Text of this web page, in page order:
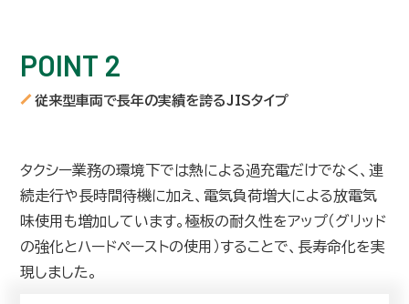
POINT 2
従来型車両で長年の実績を誇るJISタイプ
タクシー業務の環境下では熱による過充電だけでなく、連
続走行や長時間待機に加え、電気負荷増大による放電気
味使用も増加しています。極板の耐久性をアップ（グリッド
の強化とハードペーストの使用）することで、長寿命化を実
現しました。